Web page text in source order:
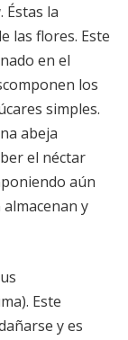
. Éstas la
las flores. Este
en el
los
simples.
abeja
el néctar
aún
y
Este
y es